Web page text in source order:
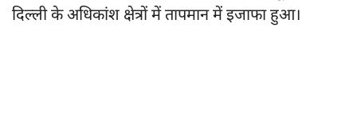
दिल्ली के अधिकांश क्षेत्रों में तापमान में इजाफा हुआ।